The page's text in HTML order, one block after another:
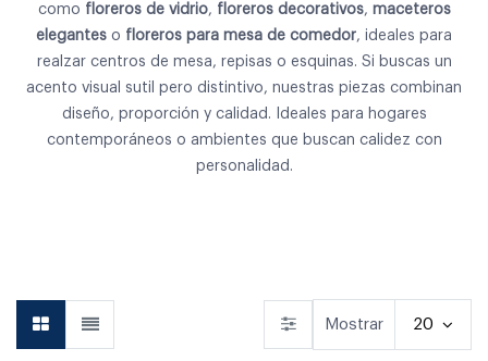
como floreros de vidrio, floreros decorativos, maceteros
elegantes o floreros para mesa de comedor, ideales para
realzar centros de mesa, repisas o esquinas. Si buscas un
acento visual sutil pero distintivo, nuestras piezas combinan
diseño, proporción y calidad. Ideales para hogares
contemporáneos o ambientes que buscan calidez con
personalidad.
Mostrar 20